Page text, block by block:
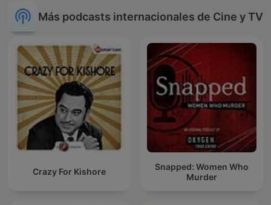
Más podcasts internacionales de Cine y TV
Crazy For Kishore
Snapped: Women Who
Murder